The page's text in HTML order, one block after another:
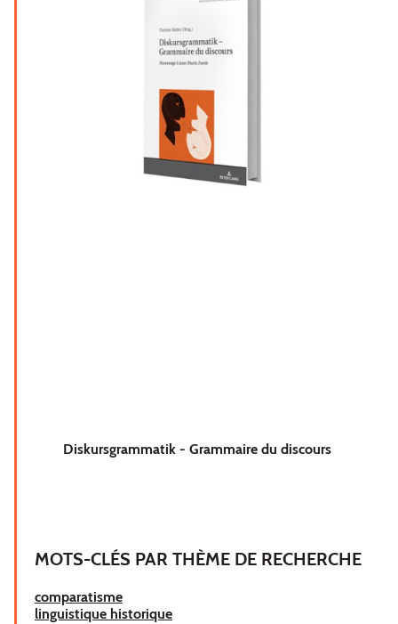
Diskursgrammatik - Grammaire du discours
MOTS-CLÉS PAR THÈME DE RECHERCHE
comparatisme
linguistique historique